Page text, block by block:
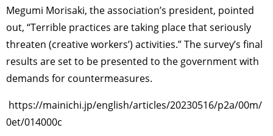
Megumi Morisaki, the association’s president, pointed
out, “Terrible practices are taking place that seriously
threaten (creative workers’) activities.” The survey’s final
results are set to be presented to the government with
demands for countermeasures.
https://mainichi.jp/english/articles/20230516/p2a/00m/
0et/014000c